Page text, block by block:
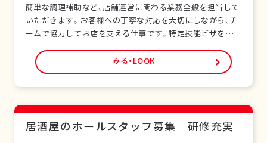
簡単な調理補助など、店舗運営に関わる業務全般を担当して
いただきます。お客様への丁寧な対応を大切にしながら、チ
ームで協力してお店を支える仕事です。特定技能ビザをお持
す。未経験の方でも研修制度があり、日本の飲食サービスを
基礎から学べます。正社員として安定した雇用形態で、長期
的なキャリア形成が可能です。シフト制勤務で…
みる・LOOK
居酒屋のホールスタッフ募集｜研修充実